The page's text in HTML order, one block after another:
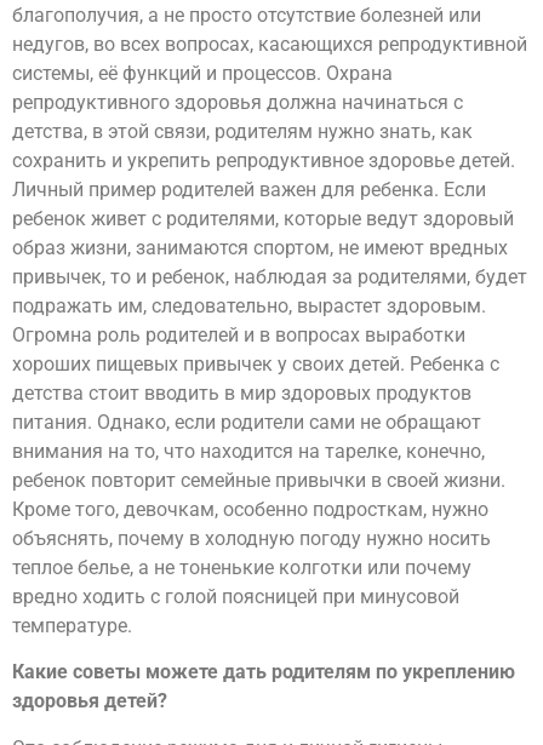
благополучия, а не просто отсутствие болезней или
недугов, во всех вопросах, касающихся репродуктивной
системы, её функций и процессов. Охрана
репродуктивного здоровья должна начинаться с
детства, в этой связи, родителям нужно знать, как
сохранить и укрепить репродуктивное здоровье детей.
Личный пример родителей важен для ребенка. Если
ребенок живет с родителями, которые ведут здоровый
образ жизни, занимаются спортом, не имеют вредных
привычек, то и ребенок, наблюдая за родителями, будет
подражать им, следовательно, вырастет здоровым.
Огромна роль родителей и в вопросах выработки
хороших пищевых привычек у своих детей. Ребенка с
детства стоит вводить в мир здоровых продуктов
питания. Однако, если родители сами не обращают
внимания на то, что находится на тарелке, конечно,
ребенок повторит семейные привычки в своей жизни.
Кроме того, девочкам, особенно подросткам, нужно
объяснять, почему в холодную погоду нужно носить
теплое белье, а не тоненькие колготки или почему
вредно ходить с голой поясницей при минусовой
температуре.
Какие советы можете дать родителям по укреплению
здоровья детей?